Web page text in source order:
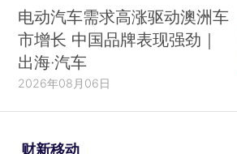
电动汽车需求高涨驱动澳洲车
市增长 中国品牌表现强劲｜
出海·汽车
2026年08月06日
财新移动